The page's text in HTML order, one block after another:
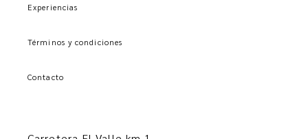
Experiencias
Términos y condiciones
Contacto